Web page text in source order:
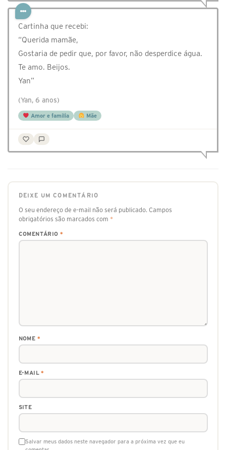
Cartinha que recebi:
“Querida mamãe,
Gostaria de pedir que, por favor, não desperdice água.
Te amo. Beijos.
Yan”
(Yan, 6 anos)
Amor e família Mãe
DEIXE UM COMENTÁRIO
O seu endereço de e-mail não será publicado. Campos
obrigatórios são marcados com *
COMENTÁRIO *
NOME *
E-MAIL*
SITE
Salvar meus dados neste navegador para a próxima vez que eu